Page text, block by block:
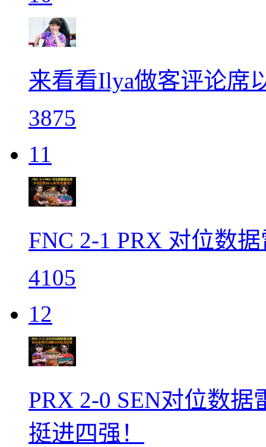
来看看Ilya做客评论席
3875
11
FNC 2-1 PRX 对位数
4105
12
PRX 2-0 SEN对位数
挺进四强！